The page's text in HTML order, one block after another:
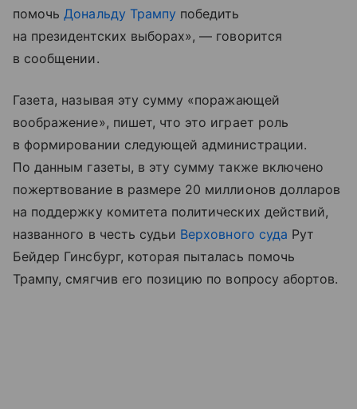
помочь Дональду Трампу победить
на президентских выборах», — говорится
в сообщении.
Газета, называя эту сумму «поражающей
воображение», пишет, что это играет роль
в формировании следующей администрации.
По данным газеты, в эту сумму также включено
пожертвование в размере 20 миллионов долларов
на поддержку комитета политических действий,
названного в честь судьи Верховного суда Рут
Бейдер Гинсбург, которая пыталась помочь
Трампу, смягчив его позицию по вопросу абортов.